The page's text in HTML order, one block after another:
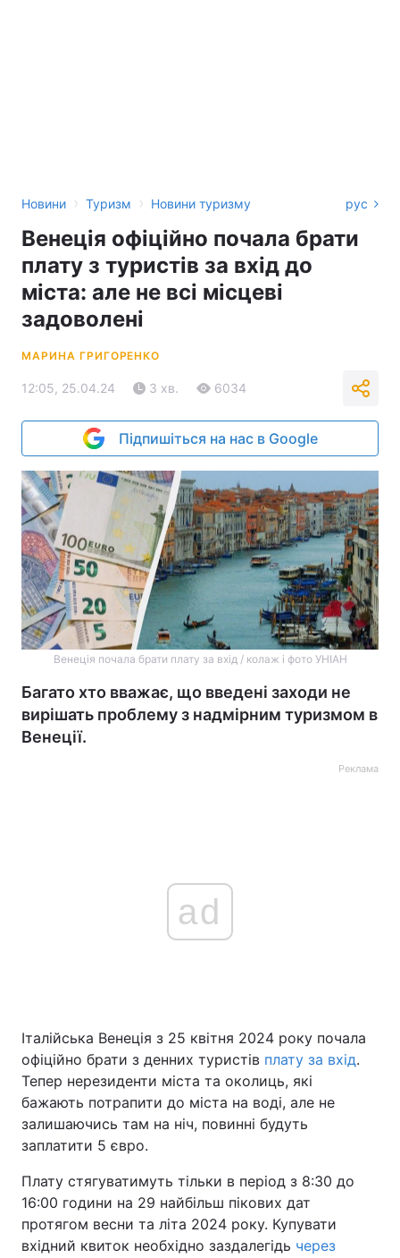
Новини › Туризм › Новини туризму рус
Венеція офіційно почала брати
плату з туристів за вхід до
міста: але не всі місцеві
задоволені
МАРИНА ГРИГОРЕНКО
12:05, 25.04.24 3 хв. 6034
Підпишіться на нас в Google
Венеція почала брати плату за вхід / колаж і фото УНІАН
Багато хто вважає, що введені заходи не
вирішать проблему з надмірним туризмом в
Венеції.
Реклама
ad
Італійська Венеція з 25 квітня 2024 року почала
офіційно брати з денних туристів плату за вхід.
Тепер нерезиденти міста та околиць, які
бажають потрапити до міста на воді, але не
залишаючись там на ніч, повинні будуть
заплатити 5 євро.
Плату стягуватимуть тільки в період з 8:30 до
16:00 години на 29 найбільш пікових дат
протягом весни та літа 2024 року. Купувати
вхідний квиток необхідно заздалегідь через